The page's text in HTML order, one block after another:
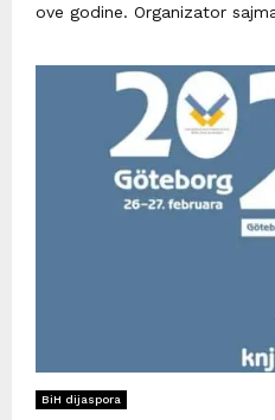
ove godine. Organizator
BiH dijaspora